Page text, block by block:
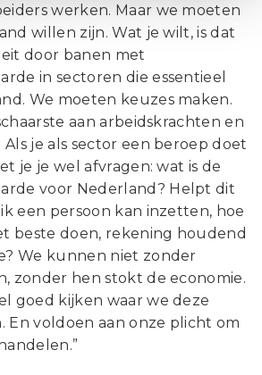
werken. Maar we moeten
willen zijn. Wat je wilt, is dat
door banen met
in sectoren die essentieel
We moeten keuzes maken.
aan arbeidskrachten en
je als sector een beroep doet
je je wel afvragen: wat is de
voor Nederland? Helpt dit
een persoon kan inzetten, hoe
beste doen, rekening houdend
We kunnen niet zonder
zonder hen stokt de economie.
goed kijken waar we deze
En voldoen aan onze plicht om